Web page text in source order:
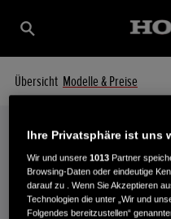
Übersicht Modelle & Preise
IHRE
Ihre Privatsphäre ist uns
Wir und unsere1013 Partner
Browsing-Daten oder eindeutige
darauf zu . Wenn Sie Akzeptieren
Technologien die unter „Wir und
Folgendes bereitzustellen“